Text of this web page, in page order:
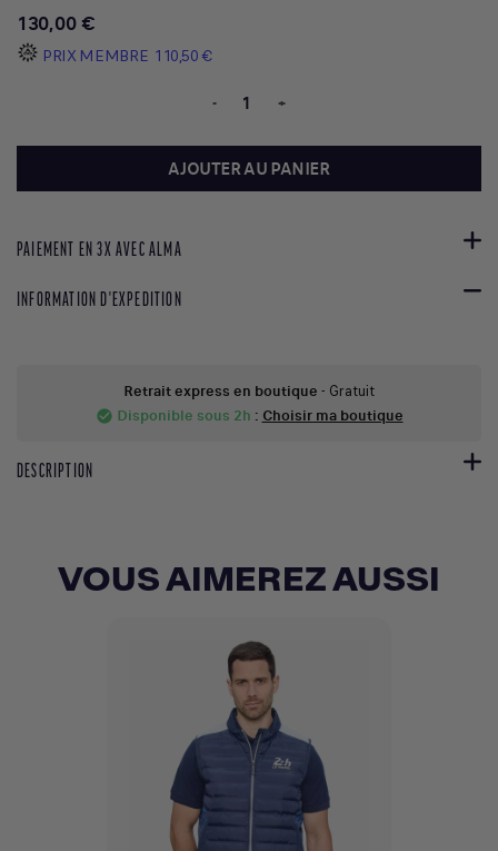
130,00 €
PRIX MEMBRE 110,50 €
- +
AJOUTER AU PANIER
PAIEMENT EN 3X AVEC ALMA
INFORMATION D'EXPEDITION
Retrait express en boutique - Gratuit
check_circle Disponible sous 2h : Choisir ma boutique
DESCRIPTION
VOUS AIMEREZ AUSSI